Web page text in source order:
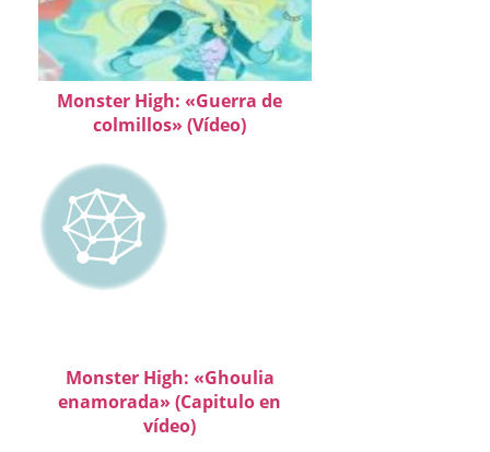
Monster High: «Guerra de
colmillos» (Vídeo)
Monster High: «Ghoulia
enamorada» (Capitulo en
vídeo)